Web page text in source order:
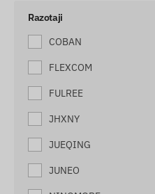
KUĢU IZSEKOTĀJI
IZSEKOTĀJI
MOTOCIKLU IZSEKOTĀJI
PALEŠU IZSEKOTĀJI
Razotaji
COBAN
FLEXCOM
FULREE
JHXNY
JUEQING
JUNEO